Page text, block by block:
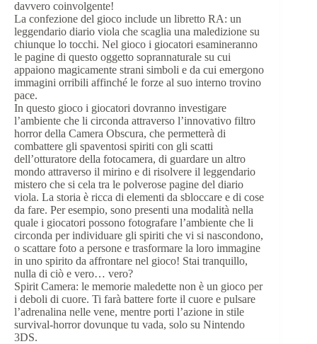
davvero coinvolgente!
La confezione del gioco include un libretto RA: un
leggendario diario viola che scaglia una maledizione su
chiunque lo tocchi. Nel gioco i giocatori esamineranno
le pagine di questo oggetto soprannaturale su cui
appaiono magicamente strani simboli e da cui emergono
immagini orribili affinché le forze al suo interno trovino
pace.
In questo gioco i giocatori dovranno investigare
l’ambiente che li circonda attraverso l’innovativo filtro
horror della Camera Obscura, che permetterà di
combattere gli spaventosi spiriti con gli scatti
dell’otturatore della fotocamera, di guardare un altro
mondo attraverso il mirino e di risolvere il leggendario
mistero che si cela tra le polverose pagine del diario
viola. La storia è ricca di elementi da sbloccare e di cose
da fare. Per esempio, sono presenti una modalità nella
quale i giocatori possono fotografare l’ambiente che li
circonda per individuare gli spiriti che vi si nascondono,
o scattare foto a persone e trasformare la loro immagine
in uno spirito da affrontare nel gioco! Stai tranquillo,
nulla di ciò e vero… vero?
Spirit Camera: le memorie maledette non è un gioco per
i deboli di cuore. Ti farà battere forte il cuore e pulsare
l’adrenalina nelle vene, mentre porti l’azione in stile
survival-horror dovunque tu vada, solo su Nintendo
3DS.